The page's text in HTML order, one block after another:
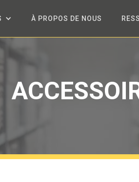
À PROPOS DE NOUS